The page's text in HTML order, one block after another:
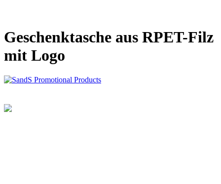
Geschenktasche aus RPET-Filz
mit Logo